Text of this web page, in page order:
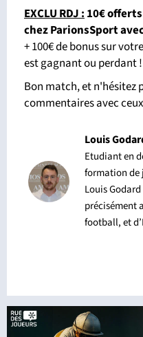
EXCLU RDJ :10€
chez ParionsSport
+ 100€ de bonus sur
est gagnant ou perdant
Bon match, et n'hésitez
commentaires avec
Louis
Etudiant en
formation de
Louis
précisément
football, et